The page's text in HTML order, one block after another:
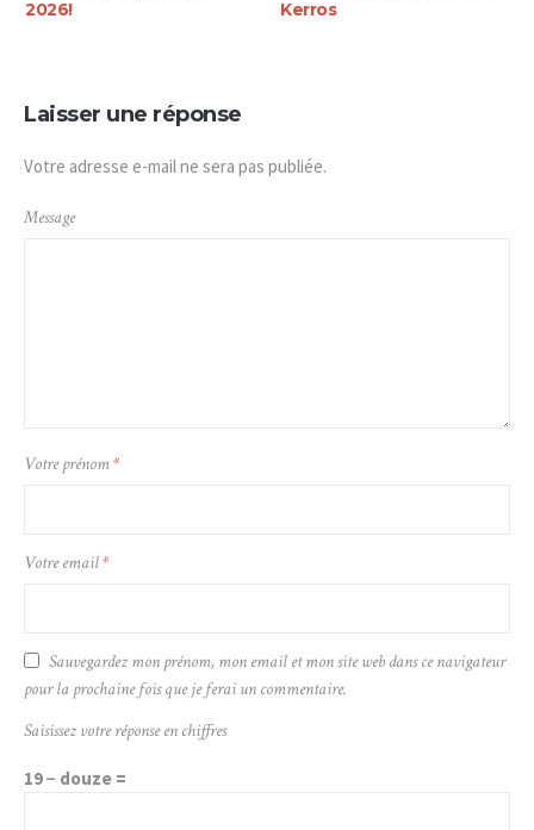
2026!
Kerros
Laisser une réponse
Votre adresse e-mail ne sera pas publiée.
Message
Votre prénom*
Votre email*
Sauvegardez mon prénom, mon email et mon site web dans ce navigateur
pour la prochaine fois que je ferai un commentaire.
Saisissez votre réponse en chiffres
19 − douze =